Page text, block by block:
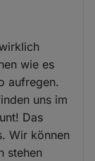
wie es
aufregen.
uns im
Das
Wir können
stehen